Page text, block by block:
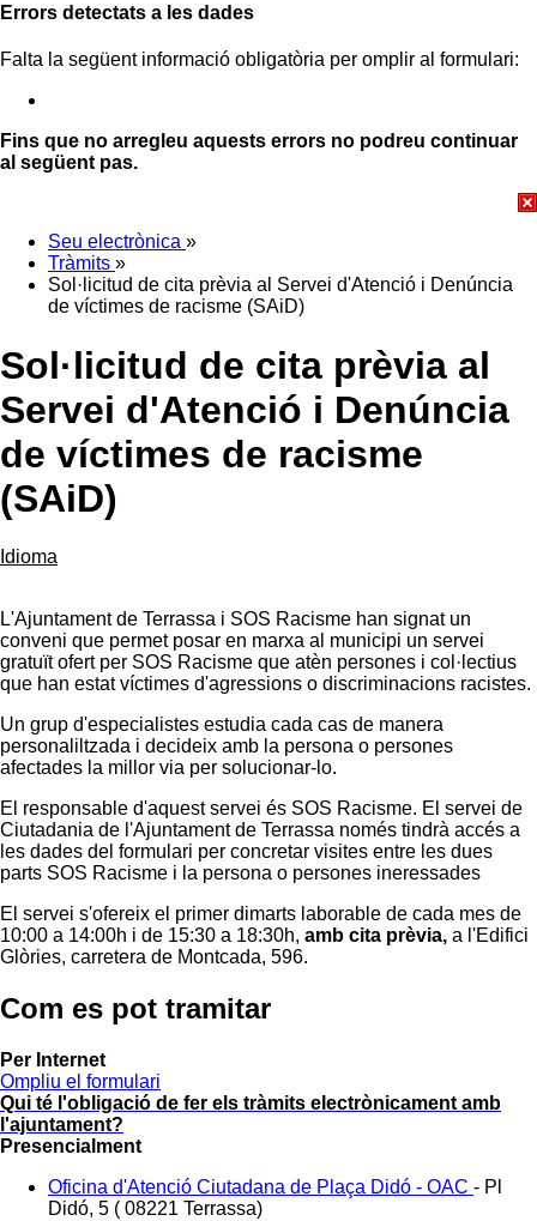
Errors detectats a les dades
Falta la següent informació obligatòria per omplir al formulari:
Fins que no arregleu aquests errors no podreu continuar
al següent pas.
Seu electrònica »
Tràmits »
Sol·licitud de cita prèvia al Servei d'Atenció i Denúncia
de víctimes de racisme (SAiD)
Sol·licitud de cita prèvia al
Servei d'Atenció i Denúncia
de víctimes de racisme
(SAiD)
Idioma
L'Ajuntament de Terrassa i SOS Racisme han signat un
conveni que permet posar en marxa al municipi un servei
gratuït ofert per SOS Racisme que atèn persones i col·lectius
que han estat víctimes d'agressions o discriminacions racistes.
Un grup d'especialistes estudia cada cas de manera
personaliltzada i decideix amb la persona o persones
afectades la millor via per solucionar-lo.
El responsable d'aquest servei és SOS Racisme. El servei de
Ciutadania de l'Ajuntament de Terrassa només tindrà accés a
les dades del formulari per concretar visites entre les dues
parts SOS Racisme i la persona o persones ineressades
El servei s'ofereix el primer dimarts laborable de cada mes de
10:00 a 14:00h i de 15:30 a 18:30h, amb cita prèvia, a l'Edifici
Glòries, carretera de Montcada, 596.
Com es pot tramitar
Per Internet
Ompliu el formulari
Qui té l'obligació de fer els tràmits electrònicament amb
l'ajuntament?
Presencialment
Oficina d'Atenció Ciutadana de Plaça Didó - OAC - Pl
Didó, 5 ( 08221 Terrassa)